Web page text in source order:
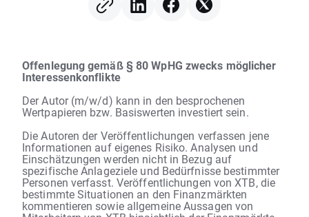
Offenlegung gemäß § 80 WpHG zwecks möglicher
Interessenkonflikte
Der Autor (m/w/d) kann in den besprochenen
Wertpapieren bzw. Basiswerten investiert sein.
Die Autoren der Veröffentlichungen verfassen jene
Informationen auf eigenes Risiko. Analysen und
Einschätzungen werden nicht in Bezug auf
spezifische Anlageziele und Bedürfnisse bestimmter
Personen verfasst. Veröffentlichungen von XTB, die
bestimmte Situationen an den Finanzmärkten
kommentieren sowie allgemeine Aussagen von